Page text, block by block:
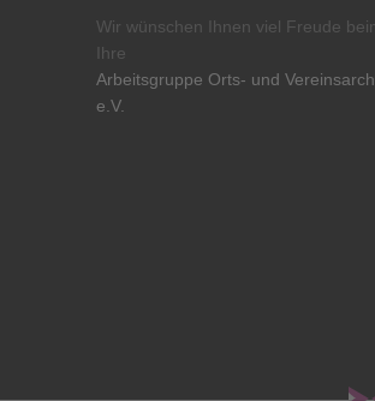
Wir wünschen Ihnen viel Freude
Ihre
Arbeitsgruppe Orts- und
e.V.